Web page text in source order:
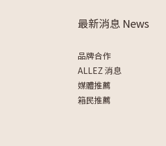
最新消息 News
品牌合作
ALLEZ 消息
媒體推薦
箱民推薦